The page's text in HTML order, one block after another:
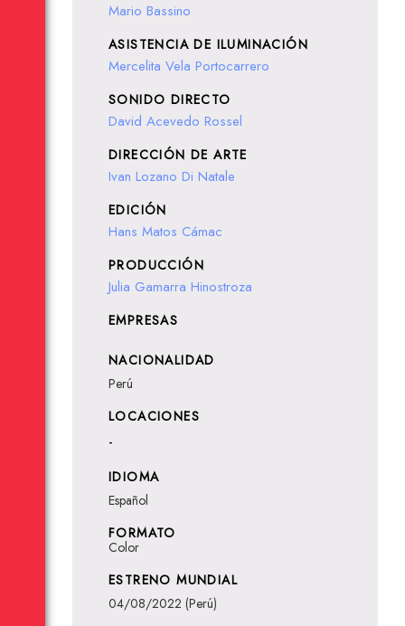
Mario Bassino
ASISTENCIA DE ILUMINACIÓN
Mercelita Vela Portocarrero
SONIDO DIRECTO
David Acevedo Rossel
DIRECCIÓN DE ARTE
Ivan Lozano Di Natale
EDICIÓN
Hans Matos Cámac
PRODUCCIÓN
Julia Gamarra Hinostroza
EMPRESAS
NACIONALIDAD
Perú
LOCACIONES
-
IDIOMA
Español
FORMATO
Color
ESTRENO MUNDIAL
04/08/2022 (Perú)